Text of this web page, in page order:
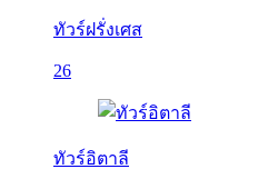
ทัวร์ฝรั่งเศส
26
ทัวร์อิตาลี